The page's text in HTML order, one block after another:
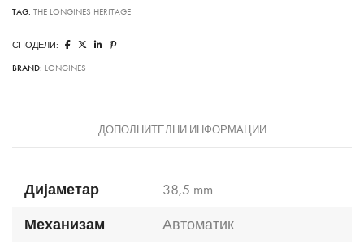
TAG: THE LONGINES HERITAGE
СПОДЕЛИ:
BRAND: LONGINES
ДОПОЛНИТЕЛНИ ИНФОРМАЦИИ
Дијаметар
38,5 mm
Механизам
Автоматик